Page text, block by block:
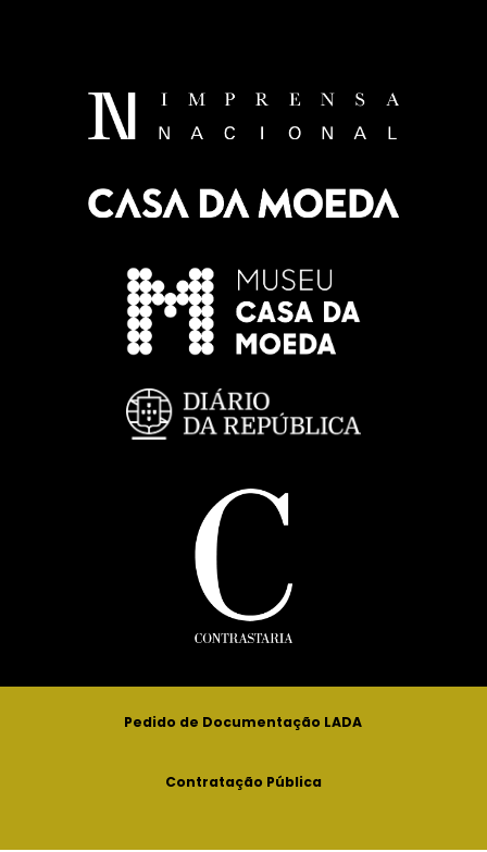
Pedido de Documentação LADA
Contratação Pública